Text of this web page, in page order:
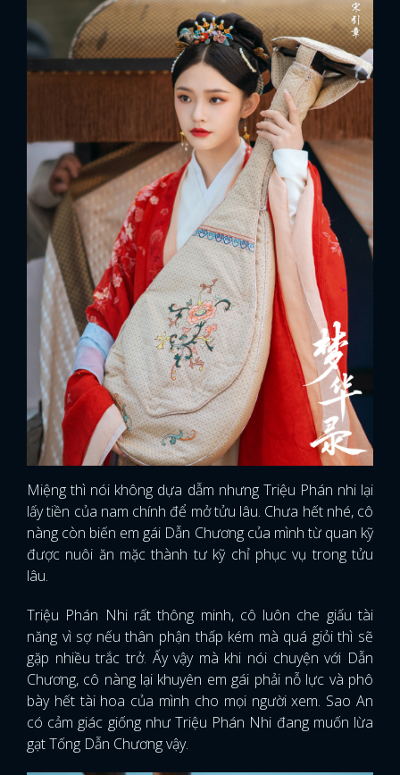
Miệng thì nói không dựa dẫm nhưng Triệu Phán nhi lại
lấy tiền của nam chính để mở tửu lâu. Chưa hết nhé, cô
nàng còn biến em gái Dẫn Chương của mình từ quan kỹ
được nuôi ăn mặc thành tư kỹ chỉ phục vụ trong tửu
lâu.
Triệu Phán Nhi rất thông minh, cô luôn che giấu tài
năng vì sợ nếu thân phận thấp kém mà quá giỏi thì sẽ
gặp nhiều trắc trở. Ấy vậy mà khi nói chuyện với Dẫn
Chương, cô nàng lại khuyên em gái phải nỗ lực và phô
bày hết tài hoa của mình cho mọi người xem. Sao An
có cảm giác giống như Triệu Phán Nhi đang muốn lừa
gạt Tống Dẫn Chương vậy.